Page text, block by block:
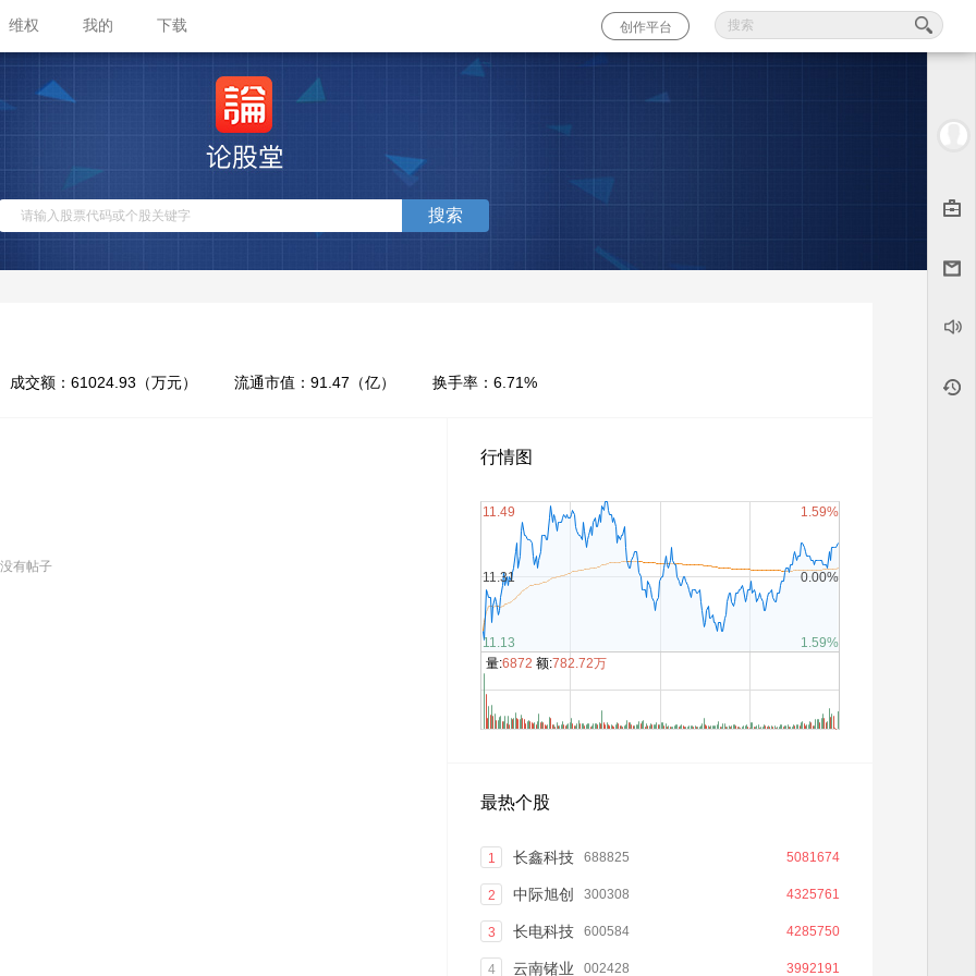
维权 我的 下载 创作平台
搜索
成交额： 61024.93 （万元） 流通市值： 91.47 （亿） 换手率： 6.71%
行情图
1.59%
0.00%
1.59%
11.13
11.31
11.49
量:6872 额:782.72万
最热个股
5081674
1 长鑫科技 688825
4325761
2 中际旭创 300308
4285750
3 长电科技 600584
3992191
4 云南锗业 002428
有帖子